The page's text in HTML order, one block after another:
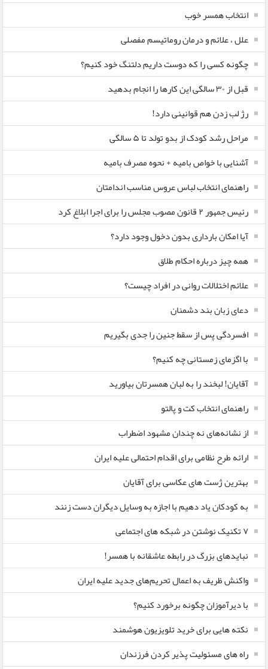
انتخاب همسر خوب
علل ، علائم و درمان روماتیسم مفصلی
چگونه کسی را که دوست داریم دلتنگ خود کنیم؟
قبل از ۳۰ سالگی این کارها را انجام بدهید
رژ لب زدن هم قوانینی دارد!
مراحل رشد کودک از بدو تولد تا ۵ سالگی
آشنایی با خواص بامیه + نحوه مصرف بامیه
راهنمای انتخاب لباس عروس مناسب اندامتان
رئیس جمهور ۲ قانون مصوب مجلس را برای اجرا ابلاغ کرد
آیا امکان بارداری بدون دخول وجود دارد؟
همه چیز درباره احکام طلاق
علائم اختلالات روانی در افراد چیست؟
دعای زبان بند دشمنان
افسردگی پس از سقط جنین را جدی بگیریم
با اگزمای زمستانی چه کنیم؟
آقایان! لبخند را به لبان همسرتان بیاورید
راهنمای انتخاب کت و پالتو
از نشانه‌های نه چندان مشهود اضطراب
ارائه طرح نظامی برای اقدام احتمالی علیه ایران
بهترین ژست های عکاسی برای آقایان
به کودکان یاد دهیم با اجازه به وسایل دیگران دست زنند
۷ تکنیک نوشتن در شبکه های اجتماعی
نبایدهای بزرگ در رابطه عاشقانه با همسر!
واکنش ظریف به اعمال تحریم‌های جدید علیه ایران
با دیرآموزان چگونه برخورد کنیم؟
نکته هایی برای خرید تلویزیون هوشمند
راه های مسئولیت پذیر کردن فرزندان